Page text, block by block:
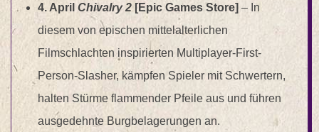
4. AprilChivalry 2 [Epic Games Store] – In
diesem von epischen mittelalterlichen
Filmschlachten inspirierten Multiplayer-First-
Person-Slasher, kämpfen Spieler mit Schwertern,
halten Stürme flammender Pfeile aus und führen
ausgedehnte Burgbelagerungen an.